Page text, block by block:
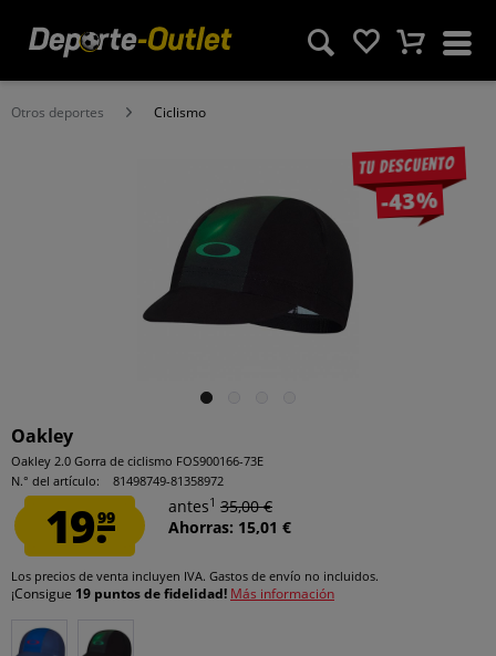
Otros deportes Ciclismo
Tu descuento
-43%
Oakley
Oakley 2.0 Gorra de ciclismo FOS900166-73E
N.° del artículo:
81498749-81358972
19.99
antes1 35,00 €
Ahorras: 15,01 €
Los precios de venta incluyen IVA. Gastos de envío no incluidos.
¡Consigue 19 puntos de fidelidad! Más información